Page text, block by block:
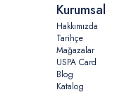
Kurumsal
Hakkımızda
Tarihçe
Mağazalar
USPA Card
Blog
Katalog